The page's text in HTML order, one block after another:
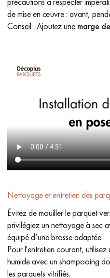
de mise en œuvre : avant,
Conseil : Ajoutez une marge
Nettoyage et entretien des
Évitez de mouiller le parquet
privilégiez un nettoyage à sec
équipé d’une brosse adaptée.
Pour l'entretien courant, utilisez
humide avec un shampooing
les parquets vitrifiés.